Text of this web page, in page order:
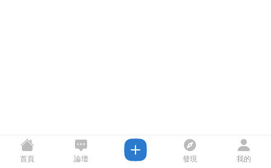
首頁 論壇 發現 我的